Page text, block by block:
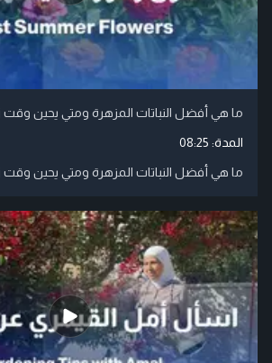
ما هي أفضل النباتات المزهرة ومتي يحين وقت
المدة: 08:25
ما هي أفضل النباتات المزهرة ومتي يحين وقت